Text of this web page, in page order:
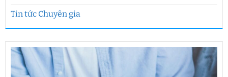
Tin tức Chuyên gia